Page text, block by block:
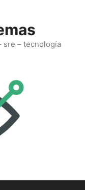
sre – tecnología